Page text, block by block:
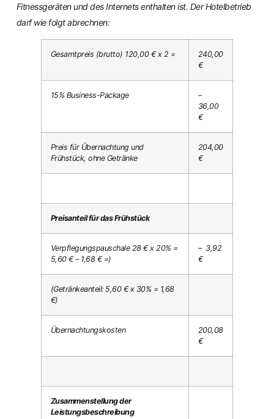
Fitnessgeräten und des Internets enthalten ist. Der Hotelbetrieb
darf wie folgt abrechnen:
Gesamtpreis (brutto) 120,00 € x 2 =
240,00
€
15% Business-Package
–
36,00
€
Preis für Übernachtung und
Frühstück, ohne Getränke
204,00
€
Preisanteil für das Frühstück
Verpflegungspauschale 28 € x 20% =
5,60 € – 1,68 € =)
– 3,92
€
(Getränkeanteil: 5,60 € x 30% = 1,68
€)
Übernachtungskosten
200,08
€
Zusammenstellung der
Leistungsbeschreibung